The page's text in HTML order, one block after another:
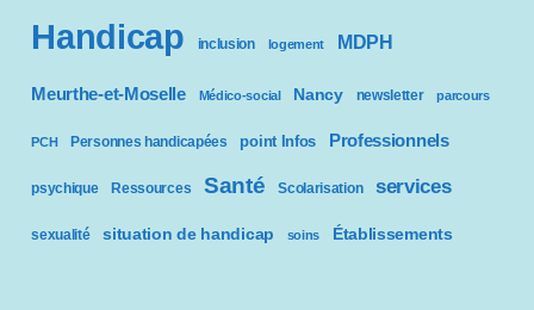
Handicap inclusion logement MDPH
Meurthe-et-Moselle Médico-social Nancy newsletter parcours
PCH Personnes handicapées point Infos Professionnels
psychique Ressources Santé Scolarisation services
sexualité situation de handicap soins Établissements